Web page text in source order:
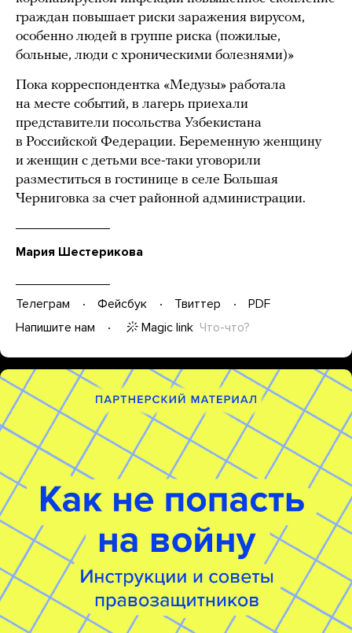
граждан повышает риски заражения вирусом,
особенно людей в группе риска (пожилые,
больные, люди с хроническими болезнями)»
Пока корреспондентка «Медузы» работала
на месте событий, в лагерь приехали
представители посольства Узбекистана
в Российской Федерации. Беременную женщину
и женщин с детьми все-таки уговорили
разместиться в гостинице в селе Большая
Черниговка за счет районной администрации.
Мария Шестерикова
Телеграм Фейсбук Твиттер
PDF
Напишите нам
Magic link Что-что?